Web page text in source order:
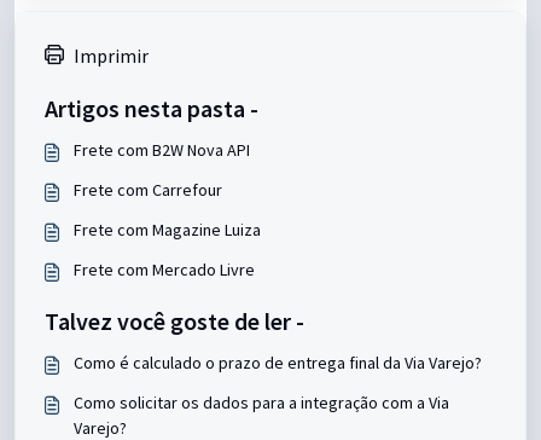
Imprimir
Artigos nesta pasta -
Frete com B2W Nova API
Frete com Carrefour
Frete com Magazine Luiza
Frete com Mercado Livre
Talvez você goste de ler -
Como é calculado o prazo de entrega final da Via Varejo?
Como solicitar os dados para a integração com a Via
Varejo?